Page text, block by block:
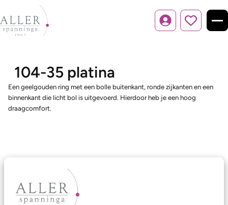
Inloggen
104-35 platina
Een geelgouden ring met een bolle buitenkant, ronde zijkanten en een
binnenkant die licht bol is uitgevoerd. Hierdoor heb je een hoog
draagcomfort.
Ons aanbod